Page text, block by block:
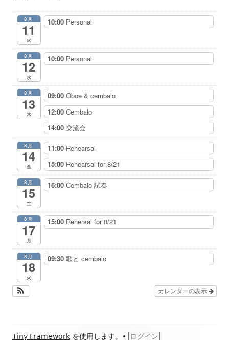
ョ
ン
ド
バ
8月
11
火
10:00 Personal
8月
12
水
10:00 Personal
8月
13
木
09:00 Oboe & cembalo
12:00 Cembalo
14:00 交流会
8月
14
金
11:00 Rehearsal
15:00 Rehearsal for 8/21
8月
15
土
16:00 Cembalo 試奏
8月
17
月
15:00 Rehersal for 8/21
8月
18
火
09:30 歌と cembalo
カレンダーの表示
フ
Tiny Framework を使用します。 • ログイン